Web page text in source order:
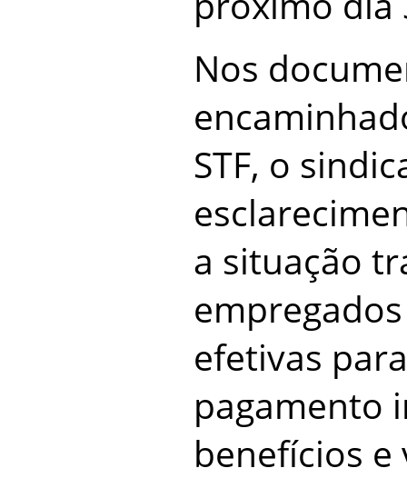
Nos
STF, o
a situação
efetivas
pagamento
benefícios e